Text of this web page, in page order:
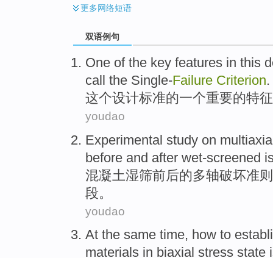
更多网络短语
双语例句
One of the key features in this
call the Single-Failure Criterion.
这个设计标准的一个重要的特征
youdao
Experimental study on
before and after wet-screened
混凝土湿筛前后的多轴破坏准则
段。
youdao
At the same time, how to
materials in biaxial stress state